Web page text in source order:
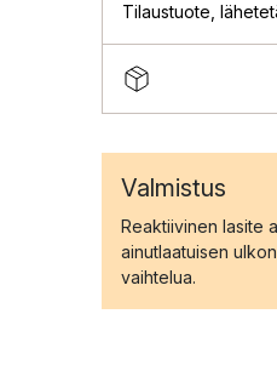
Tilaustuote
Valmistus
Reaktiivinen lasite
ainutlaatuisen
vaihtelua.